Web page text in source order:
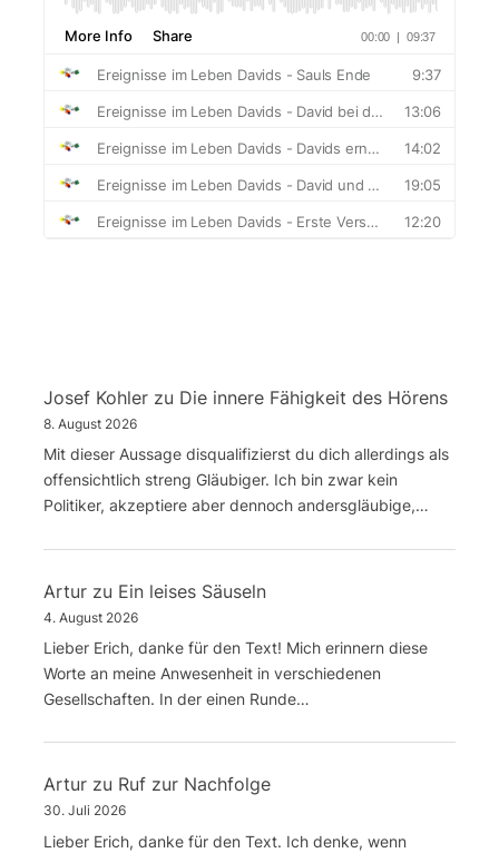
Josef Kohler zu Die innere Fähigkeit des Hörens
8. August 2026
Mit dieser Aussage disqualifizierst du dich allerdings als
offensichtlich streng Gläubiger. Ich bin zwar kein
Politiker, akzeptiere aber dennoch andersgläubige,…
Artur zu Ein leises Säuseln
4. August 2026
Lieber Erich, danke für den Text! Mich erinnern diese
Worte an meine Anwesenheit in verschiedenen
Gesellschaften. In der einen Runde…
Artur zu Ruf zur Nachfolge
30. Juli 2026
Lieber Erich, danke für den Text. Ich denke, wenn